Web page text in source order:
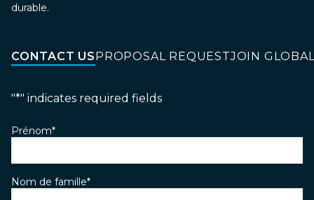
durable.
CONTACT USPROPOSAL REQUESTJOIN
"*" indicates required fields
Prénom*
Nom de famille*